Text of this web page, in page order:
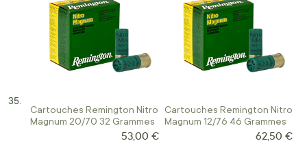
Cartouches Remington Nitro
Magnum 20/70 32 Grammes
53,00 €
Cartouches Remington Nitro
Magnum 12/76 46 Grammes
62,50 €